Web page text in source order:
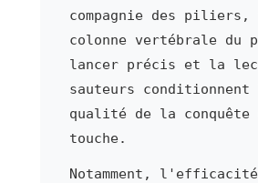
compagnie des piliers,
colonne vertébrale du
lancer précis et la
sauteurs conditionnent
qualité de la conquête
touche.
Notamment,